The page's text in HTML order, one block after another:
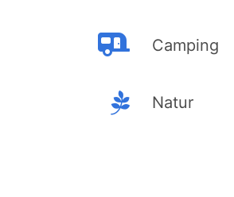
Camping
Natur